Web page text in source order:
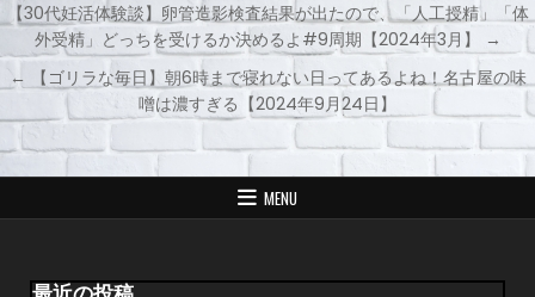
投
稿
ナ
ビ
ー
【30代妊活体験談】卵管造影検査結果が出たので、「人工授精」「体
外受精」どっちを受けるか決めるよ#9周期【2024年3月】 →
← 【ゴリラな毎日】朝6時まで寝れない日ってあるよね！名古屋の味
噌は濃すぎる【2024年9月24日】
MENU